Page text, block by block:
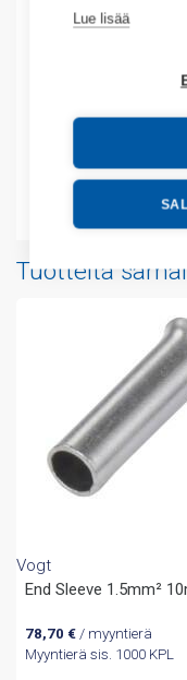
Lue lisää
Valmistajan
Tuotteen tullikoodi:
Tuotteita
Vogt
End Sleeve 1.5mm²
78,70 €/ myyntierä
Myyntierä sis. 1000 KPL